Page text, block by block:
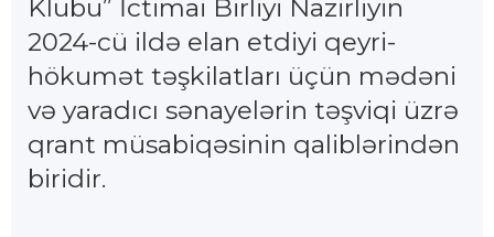
Klubu” İctimai Birliyi Nazirliyin
2024-cü ildə elan etdiyi qeyri-
hökumət təşkilatları üçün mədəni
və yaradıcı sənayelərin təşviqi üzrə
qrant müsabiqəsinin qaliblərindən
biridir.